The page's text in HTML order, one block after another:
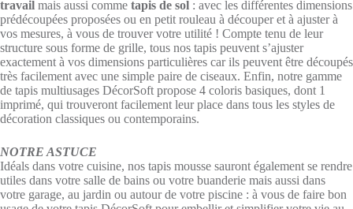
travail mais aussi comme tapis de sol : avec les différentes dimensions
prédécoupées proposées ou en petit rouleau à découper et à ajuster à
vos mesures, à vous de trouver votre utilité ! Compte tenu de leur
structure sous forme de grille, tous nos tapis peuvent s’ajuster
exactement à vos dimensions particulières car ils peuvent être découpés
très facilement avec une simple paire de ciseaux. Enfin, notre gamme
de tapis multiusages DécorSoft propose 4 coloris basiques, dont 1
imprimé, qui trouveront facilement leur place dans tous les styles de
décoration classiques ou contemporains.
NOTRE ASTUCE
Idéals dans votre cuisine, nos tapis mousse sauront également se rendre
utiles dans votre salle de bains ou votre buanderie mais aussi dans
votre garage, au jardin ou autour de votre piscine : à vous de faire bon